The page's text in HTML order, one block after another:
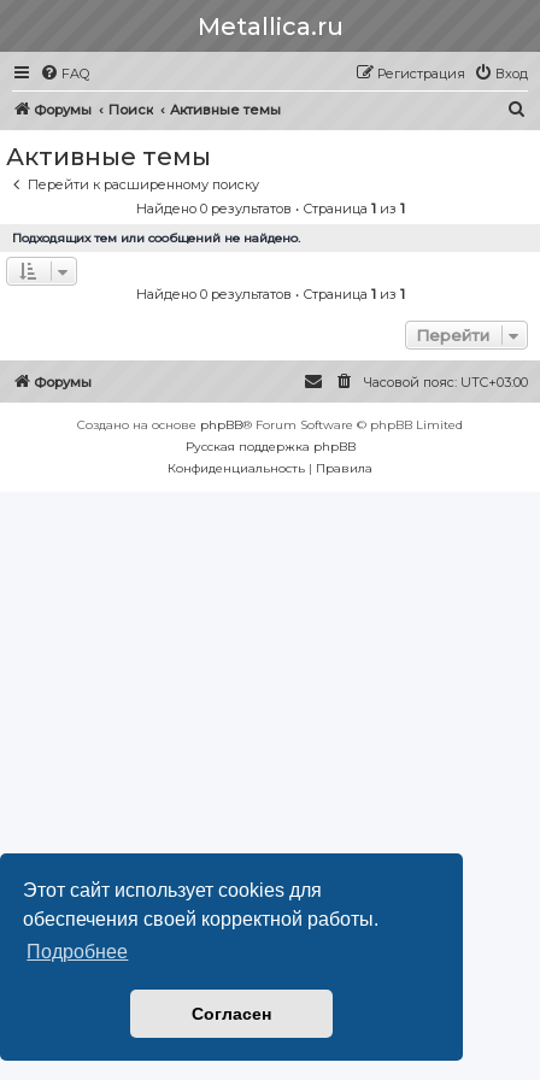
Этот сайт использует cookies для
обеспечения своей корректной работы.
Подробнее
Согласен
Metallica.ru
FAQ Вход
Регистрация
Форумы Поиск Активные темы
Активные темы
Перейти к расширенному поиску
Найдено 0 результатов • Страница 1из 1
Подходящих тем или сообщений не найдено.
Найдено 0 результатов • Страница 1из 1
Перейти
Форумы Часовой пояс: UTC+03:00
Создано на основе phpBB® Forum Software © phpBB Limited
Русская поддержка phpBB
Конфиденциальность | Правила